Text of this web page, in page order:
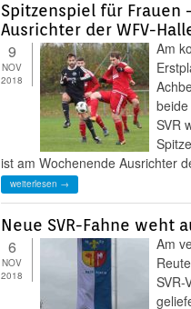
Spitzenspiel für Frauen
Ausrichter der WFV-
9
NOV
2018
Am
SVR
ist am Wochenende Ausrichter
weiterlesen →
Neue SVR-Fahne weht
6
NOV
2018
Am
SVR-